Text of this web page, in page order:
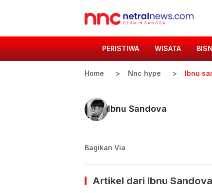
PERISTIWA WISATA
Home Nnc hype Ibnu
Ibnu Sandova
Bagikan Via
Artikel dari Ibnu Sandova